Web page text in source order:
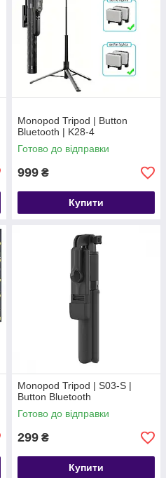
Monopod Tripod | Button
Bluetooth | K28-4
Готово до відправки
999 ₴
Купити
Monopod Tripod | S03-S |
Button Bluetooth
Готово до відправки
299 ₴
Купити